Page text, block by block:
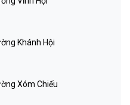
Khánh Hội
Xóm Chiếu